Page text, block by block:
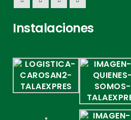
Instalaciones